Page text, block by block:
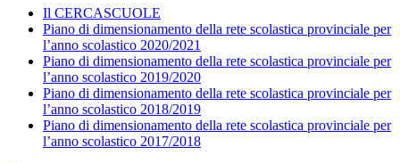
Il CERCASCUOLE
Piano di dimensionamento della rete scolastica provinciale per
l’anno scolastico 2020/2021
Piano di dimensionamento della rete scolastica provinciale per
l’anno scolastico 2019/2020
Piano di dimensionamento della rete scolastica provinciale per
l’anno scolastico 2018/2019
Piano di dimensionamento della rete scolastica provinciale per
l’anno scolastico 2017/2018